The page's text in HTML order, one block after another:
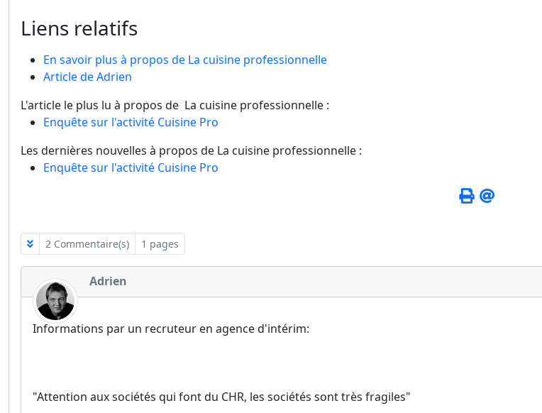
Liens relatifs
En savoir plus à propos de La cuisine professionnelle
Article de Adrien
L'article le plus lu à propos de La cuisine professionnelle :
Enquête sur l'activité Cuisine Pro
Les dernières nouvelles à propos de La cuisine professionnelle :
Enquête sur l'activité Cuisine Pro
2 Commentaire(s) 1 pages
Adrien
Informations par un recruteur en agence d'intérim:
"Attention aux sociétés qui font du CHR, les sociétés sont très fragiles"